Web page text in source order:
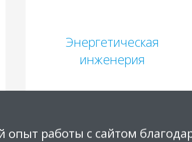
Энергетическая
инженерия
работы с сайтом